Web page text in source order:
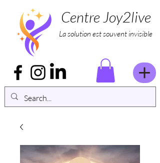
Centre Joy2live
La solution est souvent invisible